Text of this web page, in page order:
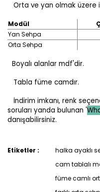
Orta ve yan olmak üzere
Modül
Yan Sehpa
Orta Sehpa
Boyalı alanlar mdf'dir.
Tabla füme camdır.
İndirim imkanı, renk
soruları yanda bulunan '
danışabilirsiniz.
Etiketler :
halka ayaklı
cam tablalı
füme camlı